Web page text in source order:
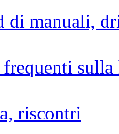
di manuali,
frequenti
riscontri